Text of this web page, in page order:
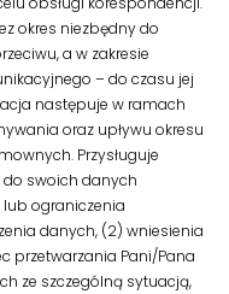
okres niezbędny do
a w zakresie
– do czasu jej
następuje w ramach
oraz upływu okresu
Przysługuje
do swoich danych
ograniczenia
danych, (2) wniesienia
przetwarzania Pani/Pana
ze szczególną sytuacją,